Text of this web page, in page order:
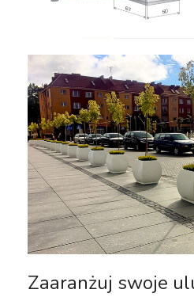
Zaaranżuj swoje